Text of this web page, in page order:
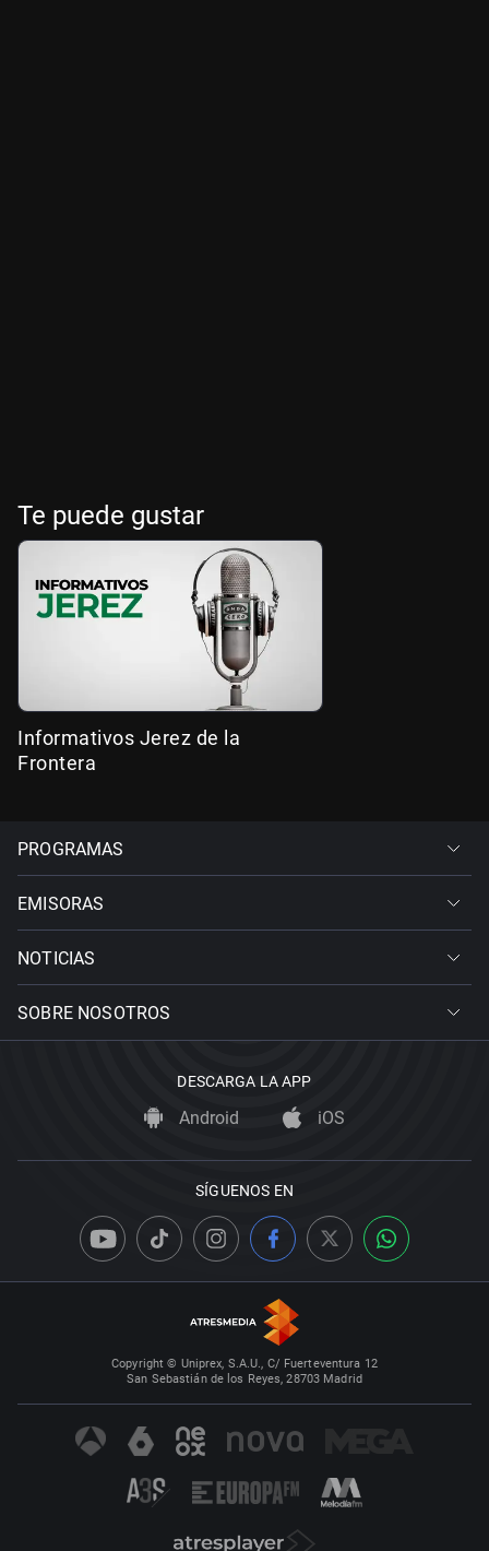
Te puede gustar
Informativos Jerez de la
Frontera
PROGRAMAS
EMISORAS
NOTICIAS
SOBRE NOSOTROS
DESCARGA LA APP
Android iOS
SÍGUENOS EN
Copyright © Uniprex, S.A.U., C/ Fuerteventura 12
San Sebastián de los Reyes, 28703 Madrid